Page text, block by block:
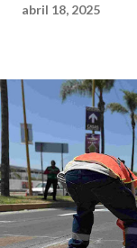
abril 18, 2025